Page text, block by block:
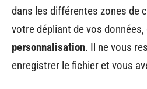
dans les différentes zones de
votre dépliant de vos
personnalisation. Il ne vous
enregistrer le fichier et vous